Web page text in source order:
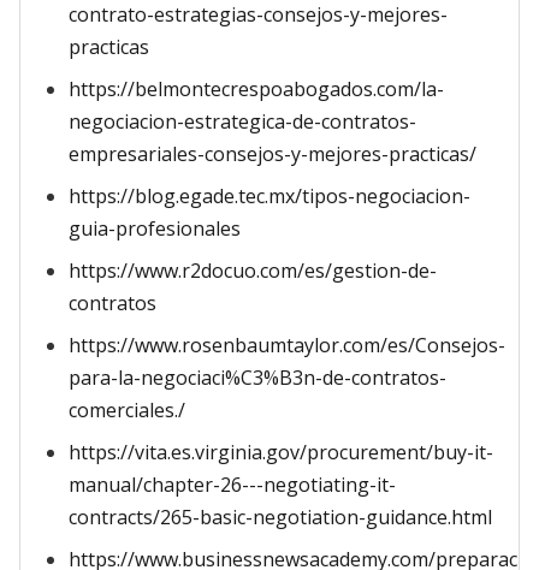
contrato-estrategias-consejos-y-mejores-
practicas
https://belmontecrespoabogados.com/la-
negociacion-estrategica-de-contratos-
empresariales-consejos-y-mejores-practicas/
https://blog.egade.tec.mx/tipos-negociacion-
guia-profesionales
https://www.r2docuo.com/es/gestion-de-
contratos
https://www.rosenbaumtaylor.com/es/Consejos-
para-la-negociaci%C3%B3n-de-contratos-
comerciales./
https://vita.es.virginia.gov/procurement/buy-it-
manual/chapter-26---negotiating-it-
contracts/265-basic-negotiation-guidance.html
https://www.businessnewsacademy.com/